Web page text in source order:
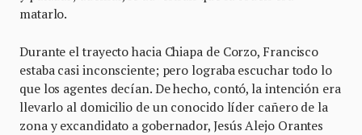
matarlo.
Durante el trayecto hacia Chiapa de Corzo, Francisco
estaba casi inconsciente; pero lograba escuchar todo lo
que los agentes decían. De hecho, contó, la intención era
llevarlo al domicilio de un conocido líder cañero de la
zona y excandidato a gobernador, Jesús Alejo Orantes